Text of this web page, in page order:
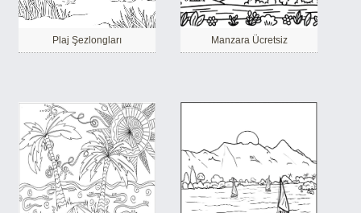
Plaj Şezlongları Manzara Ücretsiz